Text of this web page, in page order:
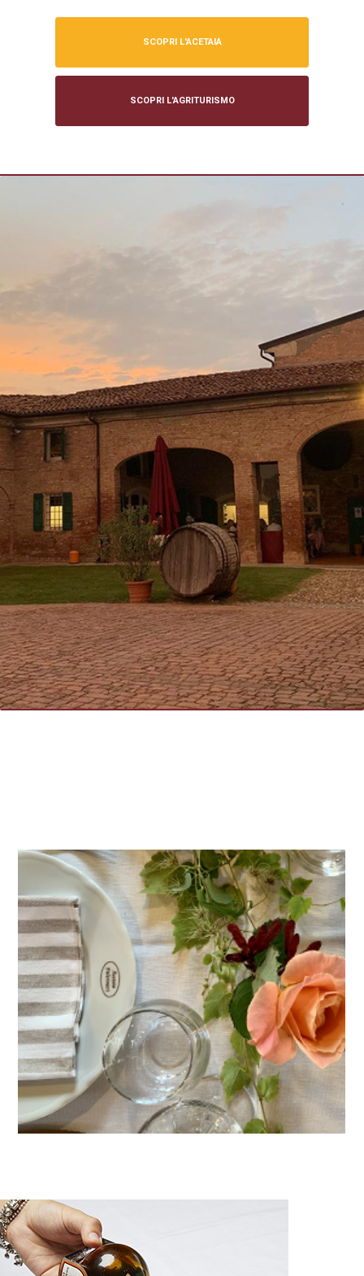
SCOPRI L'ACETAIA
SCOPRI L'AGRITURISMO